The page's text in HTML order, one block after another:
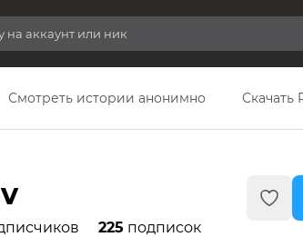
Смотреть истории анонимно Скачать
225 подписок